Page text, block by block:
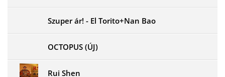
Szuper ár! - El Torito+Nan Bao
OCTOPUS (ÚJ)
Rui Shen